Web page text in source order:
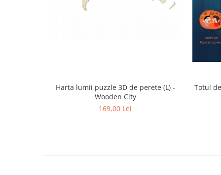
Harta lumii puzzle 3D de perete (L) -
Wooden City
169,00 Lei
Totul